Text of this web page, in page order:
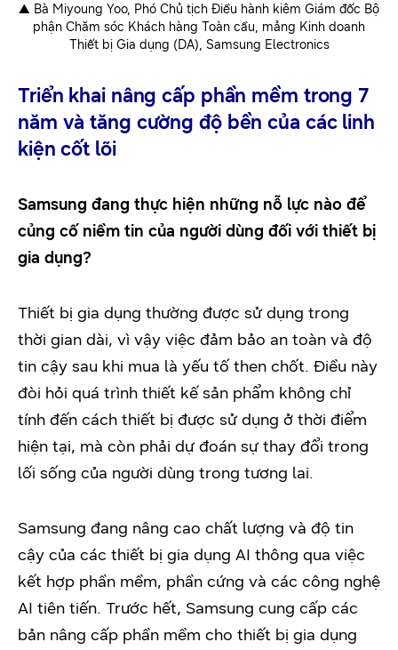
▲ Bà Miyoung Yoo, Phó Chủ tịch Điều hành kiêm Giám đốc Bộ
phận Chăm sóc Khách hàng Toàn cầu, mảng Kinh doanh
Thiết bị Gia dụng (DA), Samsung Electronics
Triển khai nâng cấp phần mềm trong 7
năm và tăng cường độ bền của các linh
kiện cốt lõi
Samsung đang thực hiện những nỗ lực nào để
củng cố niềm tin của người dùng đối với thiết bị
gia dụng?
Thiết bị gia dụng thường được sử dụng trong
thời gian dài, vì vậy việc đảm bảo an toàn và độ
tin cậy sau khi mua là yếu tố then chốt. Điều này
đòi hỏi quá trình thiết kế sản phẩm không chỉ
tính đến cách thiết bị được sử dụng ở thời điểm
hiện tại, mà còn phải dự đoán sự thay đổi trong
lối sống của người dùng trong tương lai.
Samsung đang nâng cao chất lượng và độ tin
cậy của các thiết bị gia dụng AI thông qua việc
kết hợp phần mềm, phần cứng và các công nghệ
AI tiên tiến. Trước hết, Samsung cung cấp các
bản nâng cấp phần mềm cho thiết bị gia dụng